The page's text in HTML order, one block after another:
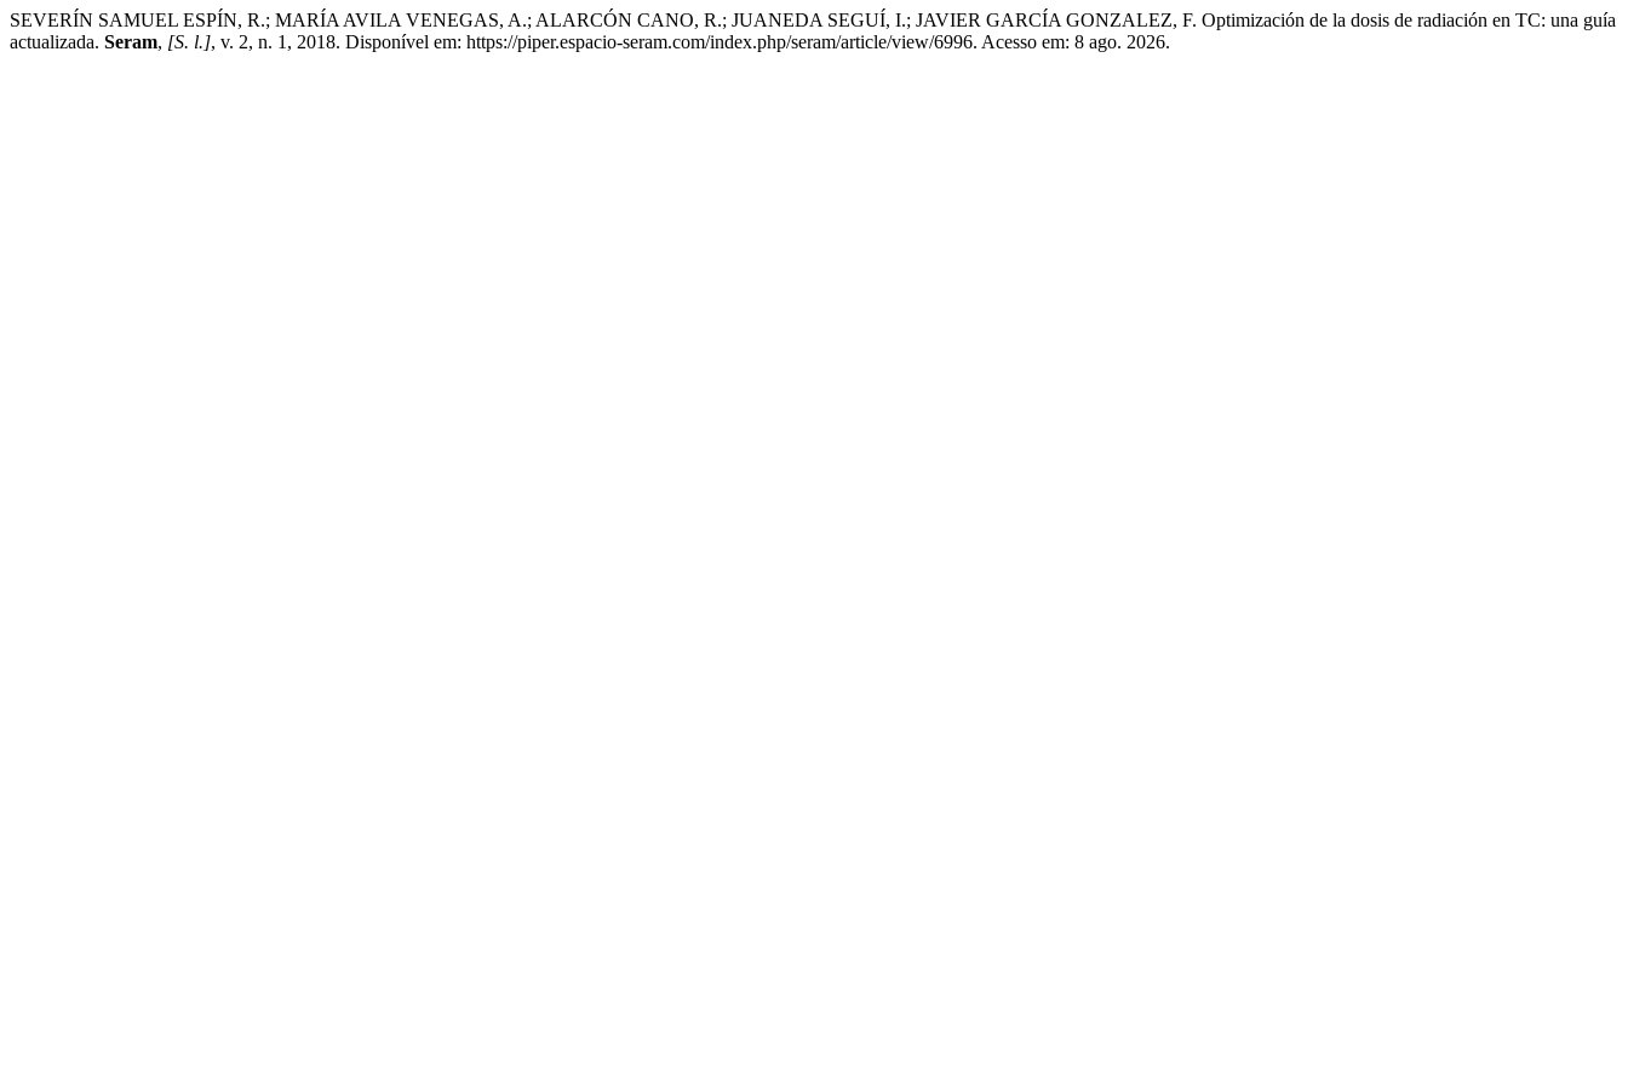
SEVERÍN SAMUEL ESPÍN, R.; MARÍA AVILA VENEGAS, A.; ALARCÓN CANO, R.; JUANEDA SEGUÍ, I.; JAVIER GARCÍA GONZALEZ, F. Optimización de la dosis de radiación en TC: una guía
actualizada. Seram, [S. l.], v. 2, n. 1, 2018. Disponível em: https://piper.espacio-seram.com/index.php/seram/article/view/6996. Acesso em: 8 ago. 2026.